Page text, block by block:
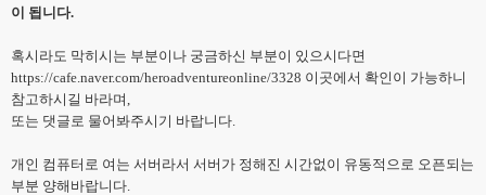
이 됩니다.
혹시라도 막히시는 부분이나 궁금하신 부분이 있으시다면
https://cafe.naver.com/heroadventureonline/3328 이곳에서 확인이 가능하니
참고하시길 바라며,
또는 댓글로 물어봐주시기 바랍니다.
개인 컴퓨터로 여는 서버라서 서버가 정해진 시간없이 유동적으로 오픈되는
부분 양해바랍니다.